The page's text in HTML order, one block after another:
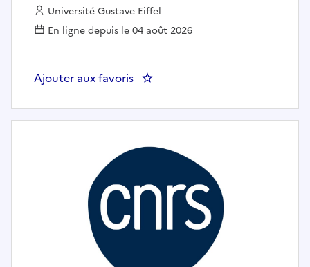
Employeur :
Université Gustave Eiffel
En ligne depuis le 04 août 2026
Ajouter aux favoris : Ingénieur d'études en